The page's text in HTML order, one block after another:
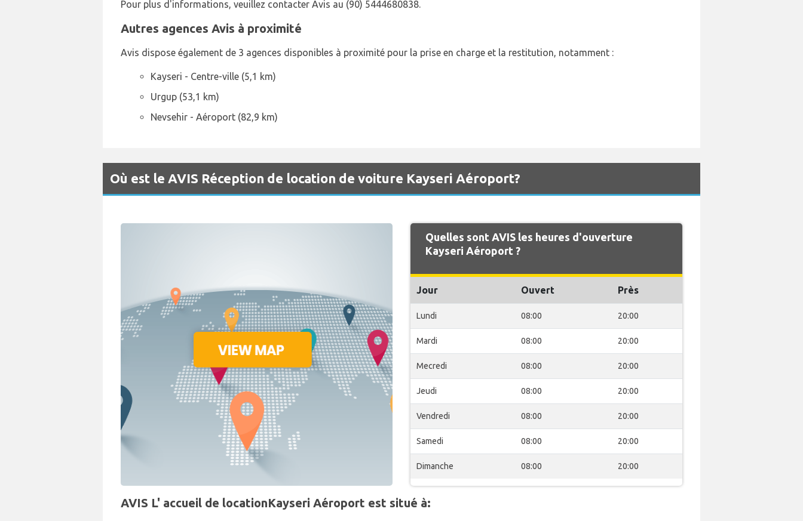
Pour plus d'informations, veuillez contacter Avis au (90) 5444680838.
Autres agences Avis à proximité
Avis dispose également de 3 agences disponibles à proximité pour la prise en charge et la restitution, notamment :
Kayseri - Centre-ville (5,1 km)
Urgup (53,1 km)
Nevsehir - Aéroport (82,9 km)
Où est le AVIS Réception de location de voiture Kayseri Aéroport?
Quelles sont AVIS les heures d'ouverture
Kayseri Aéroport ?
Jour Ouvert Près
Lundi 08:00 20:00
Mardi 08:00 20:00
Mecredi 08:00 20:00
Jeudi 08:00 20:00
Vendredi 08:00 20:00
Samedi 08:00 20:00
Dimanche 08:00 20:00
AVIS L' accueil de locationKayseri Aéroport est situé à: